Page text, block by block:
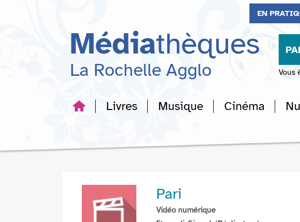
recherche
EN
Médiathèques
La Rochelle Agglo Vous
Livres Musique Cinéma
Pari
Vidéo numérique